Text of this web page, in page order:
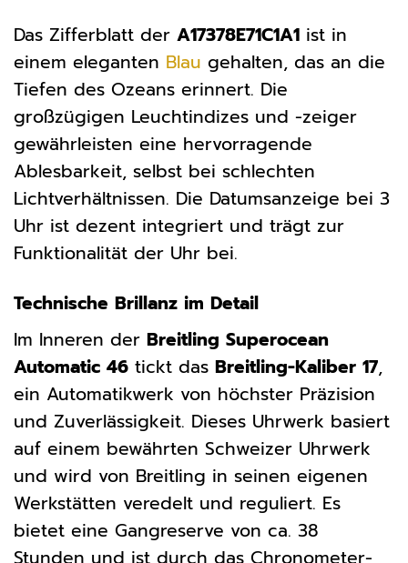
Das Zifferblatt der A17378E71C1A1 ist in
einem eleganten Blau gehalten, das an die
Tiefen des Ozeans erinnert. Die
großzügigen Leuchtindizes und -zeiger
gewährleisten eine hervorragende
Ablesbarkeit, selbst bei schlechten
Lichtverhältnissen. Die Datumsanzeige bei 3
Uhr ist dezent integriert und trägt zur
Funktionalität der Uhr bei.
Technische Brillanz im Detail
Im Inneren der Breitling Superocean
Automatic 46 tickt das Breitling-Kaliber 17,
ein Automatikwerk von höchster Präzision
und Zuverlässigkeit. Dieses Uhrwerk basiert
auf einem bewährten Schweizer Uhrwerk
und wird von Breitling in seinen eigenen
Werkstätten veredelt und reguliert. Es
bietet eine Gangreserve von ca. 38